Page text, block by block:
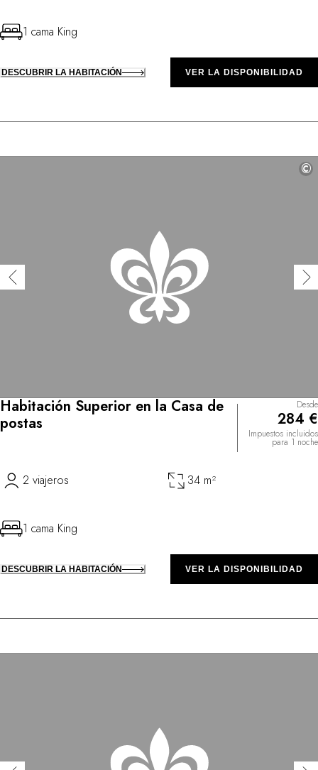
1 cama King
DESCUBRIR LA HABITACIÓN VER LA DISPONIBILIDAD
©
Habitación Superior en la Casa de
postas
Desde
284 €
Impuestos incluidos
para 1 noche
2 viajeros 34 m²
1 cama King
DESCUBRIR LA HABITACIÓN VER LA DISPONIBILIDAD